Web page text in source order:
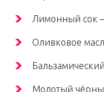
Лимонный сок –
Оливковое
Молотый